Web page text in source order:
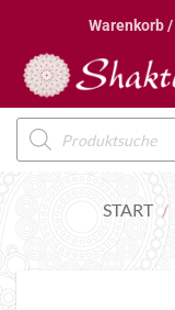
springen
Warenkorb /
Products
search
START /